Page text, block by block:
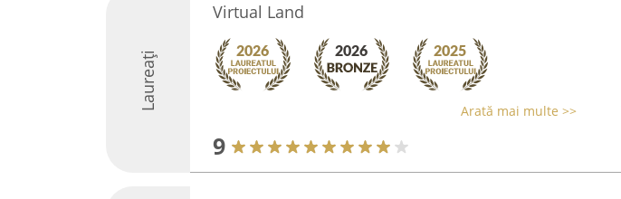
Laureați
Virtual Land
Arată mai multe >>
9